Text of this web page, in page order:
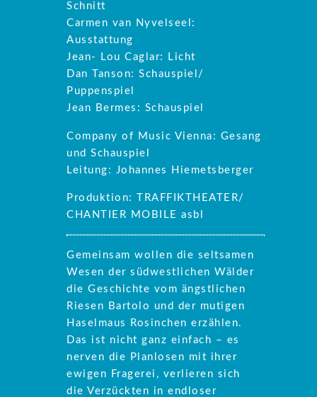
Schnitt
Carmen van Nyvelseel:
Ausstattung
Jean- Lou Caglar: Licht
Dan Tanson: Schauspiel/
Puppenspiel
Jean Bermes: Schauspiel
Company of Music Vienna: Gesang
und Schauspiel
Leitung: Johannes Hiemetsberger
Produktion: TRAFFIKTHEATER/
CHANTIER MOBILE asbl
Gemeinsam wollen die seltsamen
Wesen der südwestlichen Wälder
die Geschichte vom ängstlichen
Riesen Bartolo und der mutigen
Haselmaus Rosinchen erzählen.
Das ist nicht ganz einfach – es
nerven die Planlosen mit ihrer
ewigen Fragerei, verlieren sich
die Verzückten in endloser